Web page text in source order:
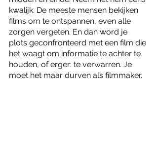
kwalijk. De meeste mensen bekijken
films om te ontspannen, even alle
zorgen vergeten. En dan word je
plots geconfronteerd met een film die
het waagt om informatie te achter te
houden, of erger: te verwarren. Je
moet het maar durven als filmmaker.